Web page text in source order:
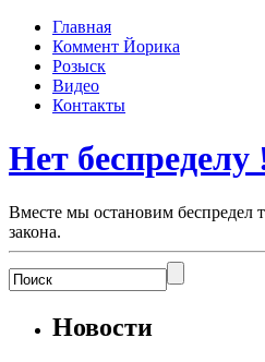
Главная
Коммент Йорика
Розыск
Видео
Контакты
Нет беспределу
Вместе мы остановим беспредел
закона.
Новости